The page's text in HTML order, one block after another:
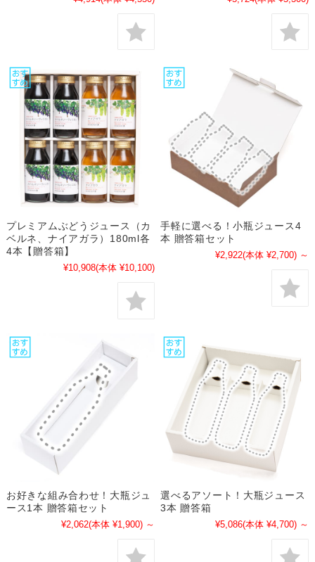
プレミアムぶどうジュース（カ
ベルネ、ナイアガラ）180ml各
4本【贈答箱】
¥10,908(本体 ¥10,100)
手軽に選べる！小瓶ジュース4
本 贈答箱セット
¥2,922(本体 ¥2,700) ～
お好きな組み合わせ！大瓶ジュ
ース1本 贈答箱セット
¥2,062(本体 ¥1,900) ～
選べるアソート！大瓶ジュース
3本 贈答箱
¥5,086(本体 ¥4,700) ～